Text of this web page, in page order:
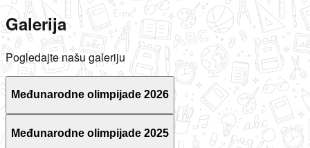
Galerija
Pogledajte našu galeriju
Međunarodne olimpijade 2026
Međunarodne olimpijade 2025